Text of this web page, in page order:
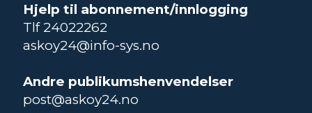
Hjelp til abonnement/innlogging
Tlf 24022262
askoy24@info-sys.no
Andre publikumshenvendelser
post@askoy24.no